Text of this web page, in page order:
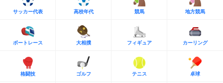
サッカー代表 高校年代 競馬 地方競馬
ボートレース 大相撲 フィギュア カーリング
格闘技 ゴルフ テニス 卓球